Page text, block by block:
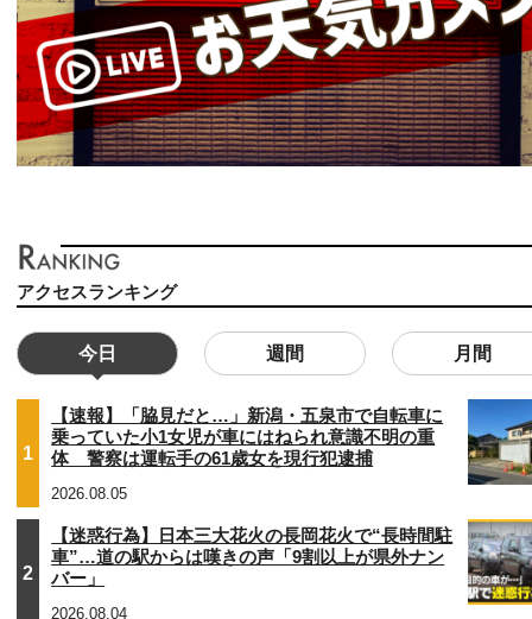
アクセスランキング
今日 週間 月間
1
【速報】「脇見だと…」新潟・五泉市で自転車に
乗っていた小1女児が車にはねられ意識不明の重
体 警察は運転手の61歳女を現行犯逮捕
2026.08.05
2
【迷惑行為】日本三大花火の長岡花火で“長時間駐
車”…道の駅からは嘆きの声「9割以上が県外ナン
バー」
2026.08.04